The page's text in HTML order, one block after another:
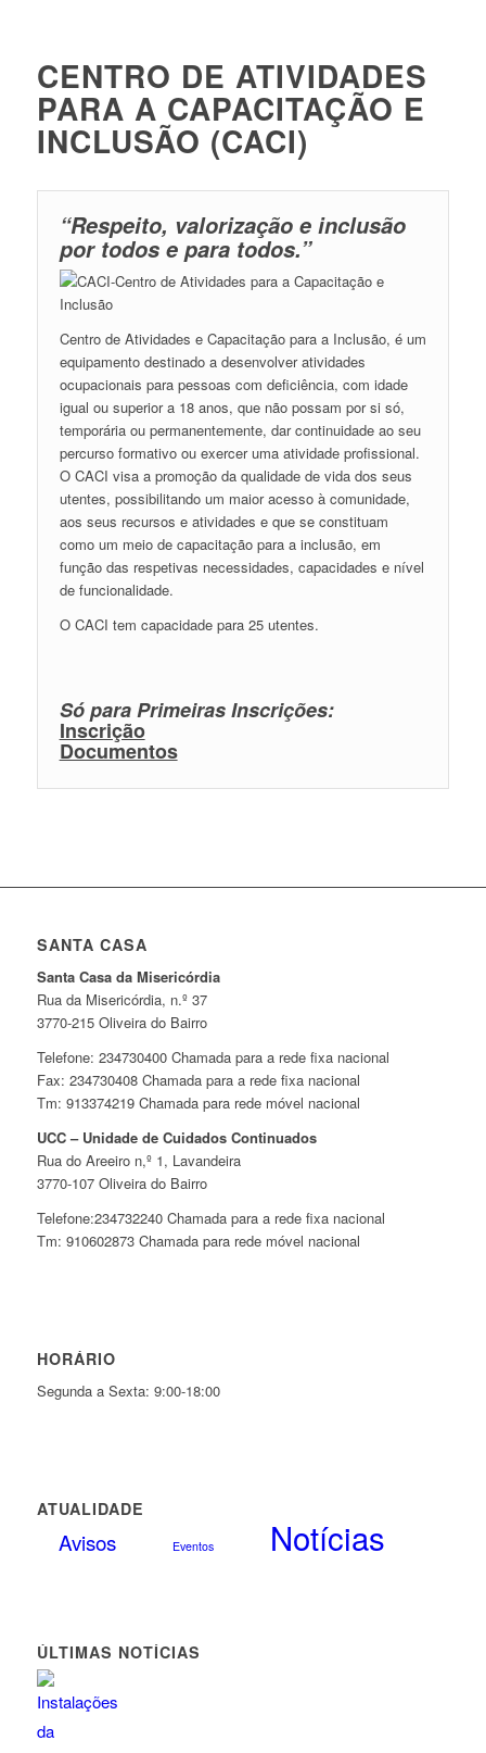
CENTRO DE ATIVIDADES
PARA A CAPACITAÇÃO E
INCLUSÃO (CACI)
“Respeito, valorização e inclusão
por todos e para todos.”
Centro de Atividades e Capacitação para a Inclusão, é um
equipamento destinado a desenvolver atividades
ocupacionais para pessoas com deficiência, com idade
igual ou superior a 18 anos, que não possam por si só,
temporária ou permanentemente, dar continuidade ao seu
percurso formativo ou exercer uma atividade profissional.
O CACI visa a promoção da qualidade de vida dos seus
utentes, possibilitando um maior acesso à comunidade,
aos seus recursos e atividades e que se constituam
como um meio de capacitação para a inclusão, em
função das respetivas necessidades, capacidades e nível
de funcionalidade.
O CACI tem capacidade para 25 utentes.
Só para Primeiras Inscrições:
Inscrição
Documentos
SANTA CASA
Santa Casa da Misericórdia
Rua da Misericórdia, n.º 37
3770-215 Oliveira do Bairro
Telefone: 234730400 Chamada para a rede fixa nacional
Fax: 234730408 Chamada para a rede fixa nacional
Tm: 913374219 Chamada para rede móvel nacional
UCC – Unidade de Cuidados Continuados
Rua do Areeiro n,º 1, Lavandeira
3770-107 Oliveira do Bairro
Telefone:234732240 Chamada para a rede fixa nacional
Tm: 910602873 Chamada para rede móvel nacional
HORÁRIO
Segunda a Sexta: 9:00-18:00
ATUALIDADE
Avisos Eventos Notícias
ÚLTIMAS NOTÍCIAS